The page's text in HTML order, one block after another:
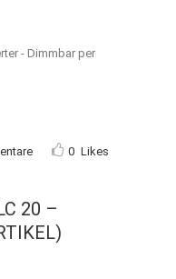
- Dimmbar per
0 Likes
20 –